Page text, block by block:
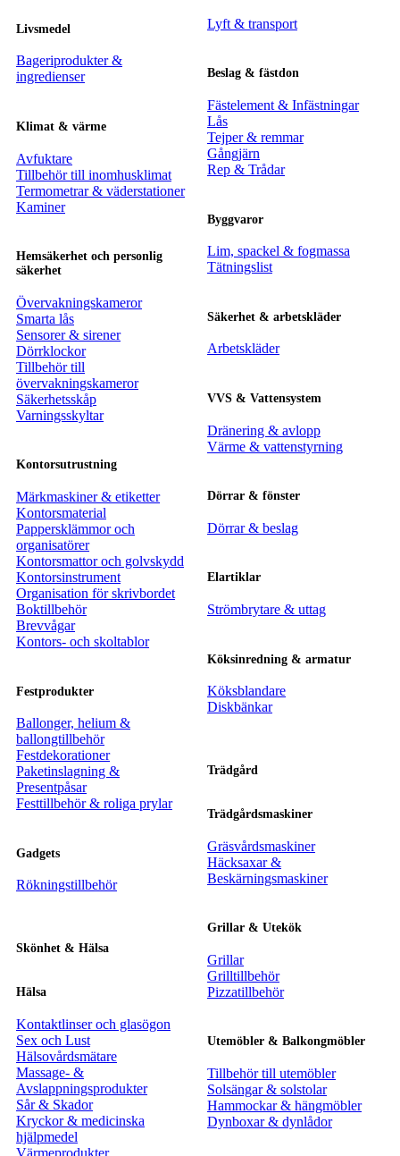
Livsmedel
Bageriprodukter &
ingredienser
Klimat & värme
Avfuktare
Tillbehör till inomhusklimat
Termometrar & väderstationer
Kaminer
Hemsäkerhet och personlig
säkerhet
Övervakningskameror
Smarta lås
Sensorer & sirener
Dörrklockor
Tillbehör till
övervakningskameror
Säkerhetsskåp
Varningsskyltar
Kontorsutrustning
Märkmaskiner & etiketter
Kontorsmaterial
Pappersklämmor och
organisatörer
Kontorsmattor och golvskydd
Kontorsinstrument
Organisation för skrivbordet
Boktillbehör
Brevvågar
Kontors- och skoltablor
Festprodukter
Ballonger, helium &
ballongtillbehör
Festdekorationer
Paketinslagning &
Presentpåsar
Festtillbehör & roliga prylar
Gadgets
Rökningstillbehör
Skönhet & Hälsa
Hälsa
Kontaktlinser och glasögon
Sex och Lust
Hälsovårdsmätare
Massage- &
Avslappningsprodukter
Sår & Skador
Kryckor & medicinska
hjälpmedel
Värmeprodukter
Lyft & transport
Beslag & fästdon
Fästelement & Infästningar
Lås
Tejper & remmar
Gångjärn
Rep & Trådar
Byggvaror
Lim, spackel & fogmassa
Tätningslist
Säkerhet & arbetskläder
Arbetskläder
VVS & Vattensystem
Dränering & avlopp
Värme & vattenstyrning
Dörrar & fönster
Dörrar & beslag
Elartiklar
Strömbrytare & uttag
Köksinredning & armatur
Köksblandare
Diskbänkar
Trädgård
Trädgårdsmaskiner
Gräsvårdsmaskiner
Häcksaxar &
Beskärningsmaskiner
Grillar & Utekök
Grillar
Grilltillbehör
Pizzatillbehör
Utemöbler & Balkongmöbler
Tillbehör till utemöbler
Solsängar & solstolar
Hammockar & hängmöbler
Dynboxar & dynlådor